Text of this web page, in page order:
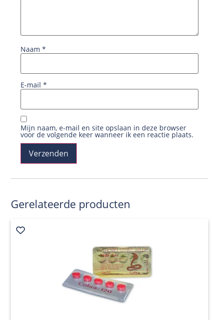
Naam*
E-mail*
Mijn naam, e-mail en site opslaan in deze browser
voor de volgende keer wanneer ik een reactie plaats.
Gerelateerde producten